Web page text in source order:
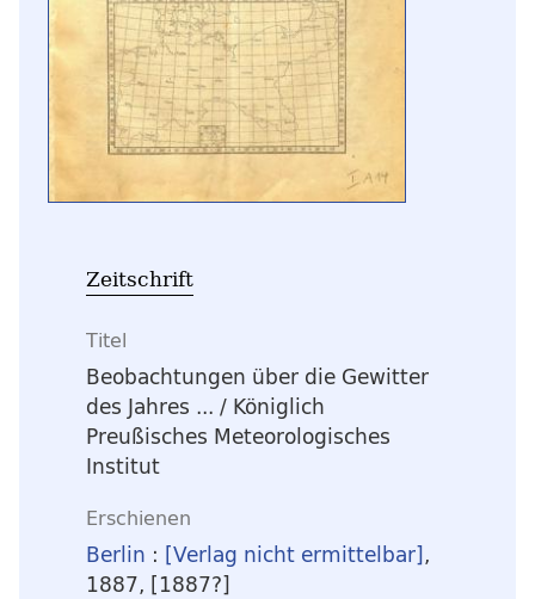
Zeitschrift
Titel
Beobachtungen über die Gewitter
des Jahres ... / Königlich
Preußisches Meteorologisches
Institut
Erschienen
Berlin : [Verlag nicht ermittelbar],
1887, [1887?]